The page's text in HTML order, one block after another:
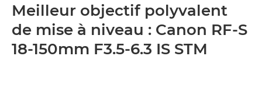
Meilleur objectif polyvalent
de mise à niveau : Canon RF-S
18-150mm F3.5-6.3 IS STM